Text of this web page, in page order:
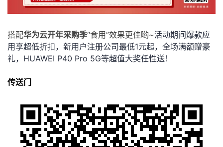
搭配华为云开年采购季“食用”效果更佳哟~活动期间爆款应
用享超低折扣，新用户注册公司最低1元起， 全场满额赠豪
礼，HUAWEI P40 Pro 5G等超值大奖任性送！
传送门